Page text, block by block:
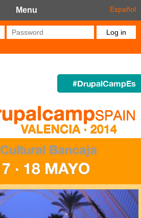
Menu Español
Password*
#DrupalCampEs
Bancaja
· 18 MAYO